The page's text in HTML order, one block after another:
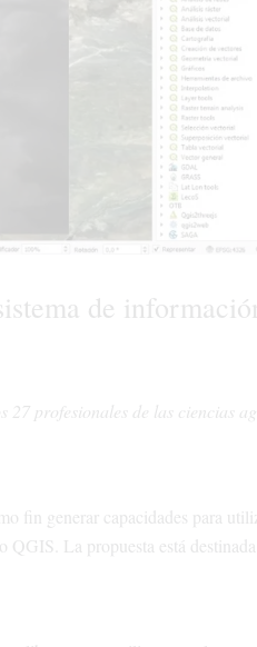
de
profesionales de las ciencias
generar capacidades para
La propuesta está